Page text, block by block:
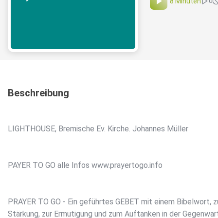
Beschreibung
LIGHTHOUSE, Bremische Ev. Kirche. Johannes Müller
PAYER TO GO alle Infos www.prayertogo.info
PRAYER TO GO - Ein geführtes GEBET mit einem Bibelwort,
Stärkung, zur Ermutigung und zum Auftanken in der